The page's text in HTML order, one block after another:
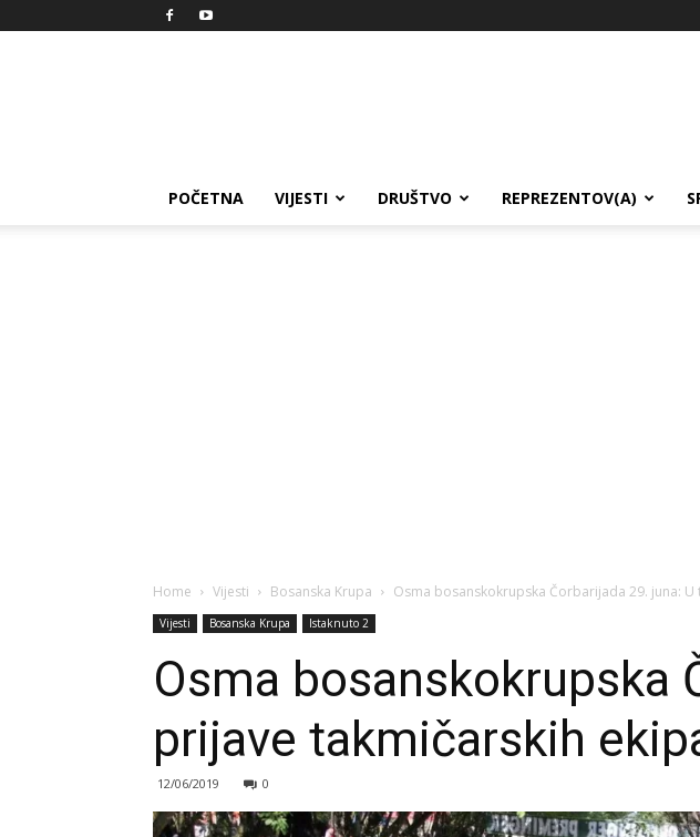
POČETNA VIJESTI DRUŠTVO REPREZENTOV(A)
Home Vijesti Bosanska Krupa Osma bosanskokrupska Čorbarijada 29. juna:
Vijesti Bosanska Krupa Istaknuto 2
Osma bosanskokrupska
prijave takmičarskih
12/06/2019 0